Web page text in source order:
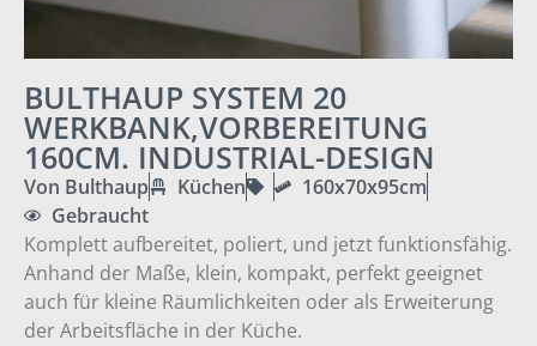
BULTHAUP SYSTEM 20
WERKBANK,VORBEREITUNG
160CM. INDUSTRIAL-DESIGN
Von Bulthaup Küchen
160x70x95cm
Gebraucht
Komplett aufbereitet, poliert, und jetzt funktionsfähig.
Anhand der Maße, klein, kompakt, perfekt geeignet
auch für kleine Räumlichkeiten oder als Erweiterung
der Arbeitsfläche in der Küche.